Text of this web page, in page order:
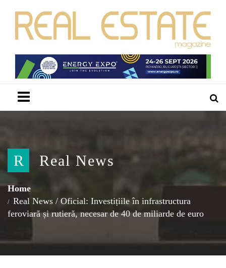
R Real News
Home
Real News / Oficial: Investițiile în infrastructura
feroviară și rutieră, necesar de 40 de miliarde de euro